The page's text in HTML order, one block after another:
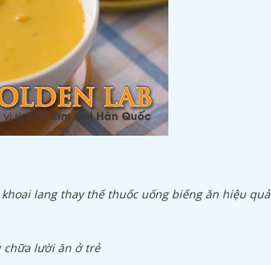
lang thay thế thuốc uống biếng ăn hiệu quả
chữa lười ăn ở trẻ